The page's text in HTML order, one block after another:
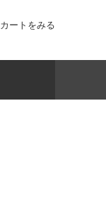
カートをみる